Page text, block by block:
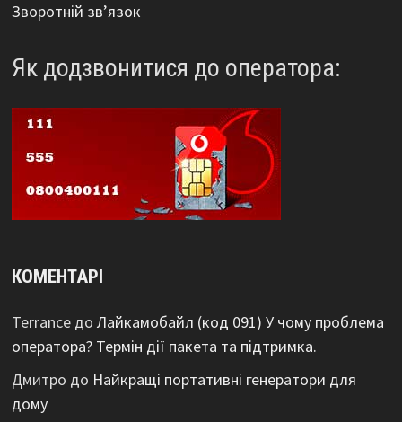
Зворотній зв’язок
Як додзвонитися до оператора:
КОМЕНТАРІ
Terranceдо Лайкамобайл (код 091) У чому проблема
оператора? Термін дії пакета та підтримка.
Дмитро до Найкращі портативні генератори для
дому